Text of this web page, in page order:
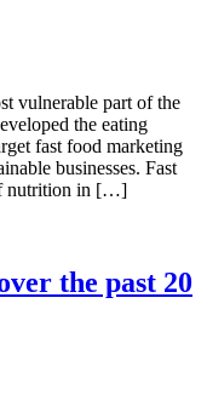
vulnerable part of the
the eating
fast food marketing
businesses. Fast
nutrition in […]
the past 20